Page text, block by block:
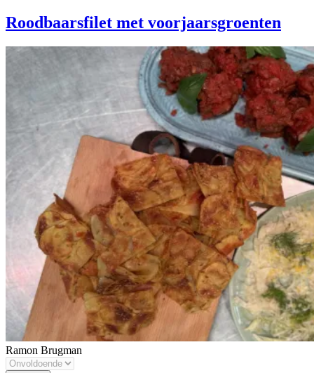
Roodbaarsfilet met voorjaarsgroenten
Ramon Brugman